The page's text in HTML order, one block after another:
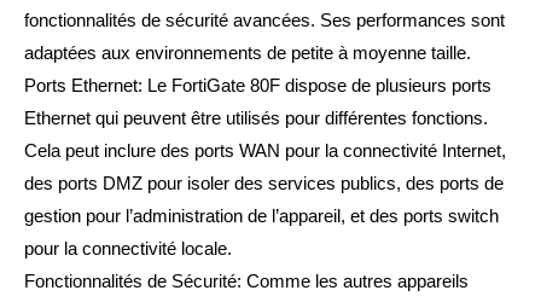
fonctionnalités de sécurité avancées. Ses performances sont
adaptées aux environnements de petite à moyenne taille.
Ports Ethernet: Le FortiGate 80F dispose de plusieurs ports
Ethernet qui peuvent être utilisés pour différentes fonctions.
Cela peut inclure des ports WAN pour la connectivité Internet,
des ports DMZ pour isoler des services publics, des ports de
gestion pour l’administration de l’appareil, et des ports switch
pour la connectivité locale.
Fonctionnalités de Sécurité: Comme les autres appareils